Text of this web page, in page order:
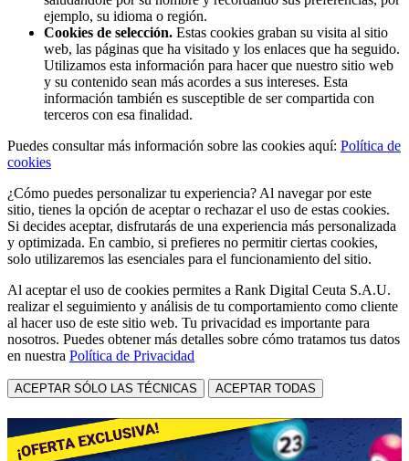
ejemplo, su idioma o región.
Cookies de selección. Estas cookies graban su visita al sitio
web, las páginas que ha visitado y los enlaces que ha seguido.
Utilizamos esta información para hacer que nuestro sitio web
y su contenido sean más acordes a sus intereses. Esta
información también es susceptible de ser compartida con
terceros con esa finalidad.
Puedes consultar más información sobre las cookies aquí: Política de
cookies
¿Cómo puedes personalizar tu experiencia? Al navegar por este
sitio, tienes la opción de aceptar o rechazar el uso de estas cookies.
Si decides aceptar, disfrutarás de una experiencia más personalizada
y optimizada. En cambio, si prefieres no permitir ciertas cookies,
solo utilizaremos las esenciales para el funcionamiento del sitio.
Al aceptar el uso de cookies permites a Rank Digital Ceuta S.A.U.
realizar el seguimiento y análisis de tu comportamiento como cliente
al hacer uso de este sitio web. Tu privacidad es importante para
nosotros. Puedes obtener más detalles sobre cómo tratamos tus datos
en nuestra Política de Privacidad
ACEPTAR SÓLO LAS TÉCNICAS ACEPTAR TODAS